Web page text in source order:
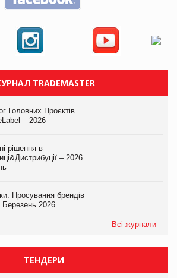
TRADEMASTER
Головних Проєктів
– 2026
рішення в
– 2026.
Просування брендів
2026
Всі журнали
ТЕНДЕРИ